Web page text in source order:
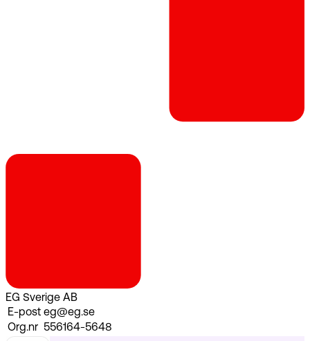
EG Sverige AB
E-post eg@eg.se
Org.nr 556164-5648